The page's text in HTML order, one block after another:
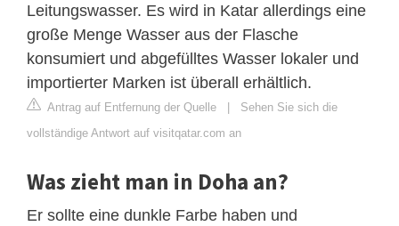
Leitungswasser. Es wird in Katar allerdings eine
große Menge Wasser aus der Flasche
konsumiert und abgefülltes Wasser lokaler und
importierter Marken ist überall erhältlich.
Antrag auf Entfernung der Quelle | Sehen Sie sich die
vollständige Antwort auf visitqatar.com an
Was zieht man in Doha an?
Er sollte eine dunkle Farbe haben und